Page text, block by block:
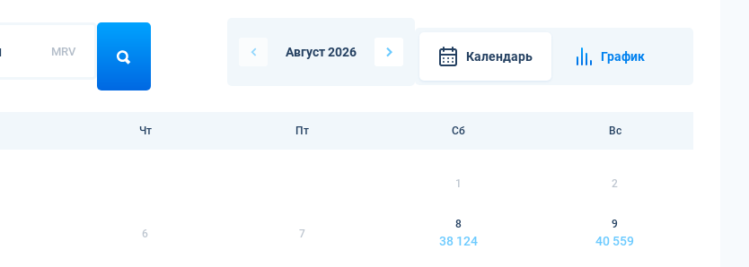
MRV Август 2026 Календарь График
Чт Пт Сб Вс
1 2
6 7
8
38 124
9
40 559